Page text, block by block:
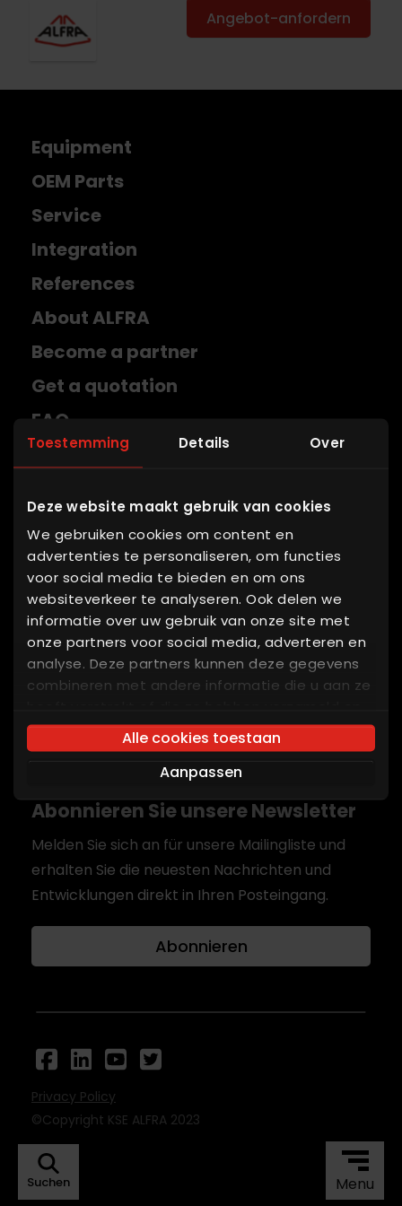
Toestemming Details Over
Deze website maakt gebruik van cookies
We gebruiken cookies om content en
advertenties te personaliseren, om functies
voor social media te bieden en om ons
websiteverkeer te analyseren. Ook delen we
informatie over uw gebruik van onze site met
onze partners voor social media, adverteren en
analyse. Deze partners kunnen deze gegevens
combineren met andere informatie die u aan ze
basis van uw gebruik van hun services. U gaat
akkoord met onze cookies als u onze website
Alle cookies toestaan
Aanpassen
Angebot-anfordern
Suchen Menu
Equipment
OEM Parts
Service
Integration
References
About ALFRA
Become a partner
Get a quotation
FAQ
Partner login
Interessante Verbindungen
Big bag entleerstation
Dosiersystem
Dosierer pulver
Bulk material
Wiegesystem
Flüssigkeiten dosieren
Getreide silo
Containersystem
Abonnieren Sie unsere Newsletter
Melden Sie sich an für unsere Mailingliste und
erhalten Sie die neuesten Nachrichten und
Entwicklungen direkt in Ihren Posteingang.
Abonnieren
©Copyright KSE ALFRA 2023
Privacy Policy